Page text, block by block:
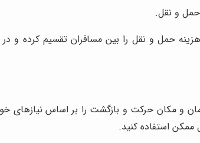
و نقل.
حمل و نقل را بین مسافران تقسیم کرده و
و مکان حرکت و بازگشت را بر اساس نیازهای
استفاده کنید.